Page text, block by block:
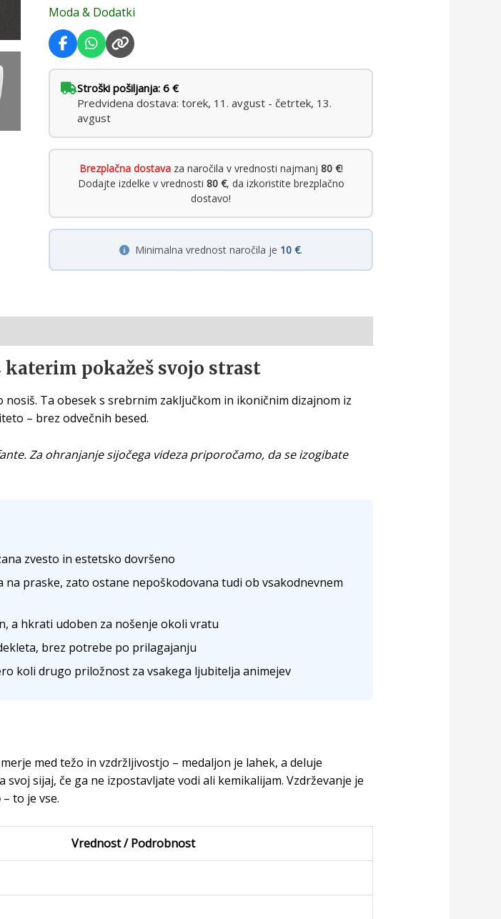
Moda & Dodatki
Stroški pošiljanja: 6 €
Predvidena dostava: torek, 11. avgust - četrtek, 13.
avgust
Brezplačna dostavaza naročila v vrednosti najmanj 80 €!
Dodajte izdelke v vrednosti 80 €, da izkoristite brezplačno
dostavo!
Minimalna vrednost naročila je 10 €.
pokažeš svojo strast
Ta obesek s srebrnim zaključkom in ikoničnim dizajnom iz
– brez odvečnih besed.
Za ohranjanje sijočega videza priporočamo, da se izogibate
zvesto in estetsko dovršeno
praske, zato ostane nepoškodovana tudi ob vsakodnevnem
a hkrati udoben za nošenje okoli vratu
brez potrebe po prilagajanju
koli drugo priložnost za vsakega ljubitelja animejev
med težo in vzdržljivostjo – medaljon je lahek, a deluje
sijaj, če ga ne izpostavljate vodi ali kemikalijam. Vzdrževanje je
– to je vse.
Vrednost / Podrobnost